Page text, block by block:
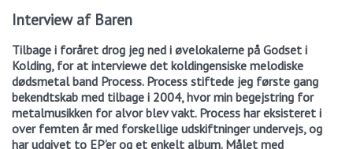
Interview af Baren
Tilbage i foråret drog jeg ned i øvelokalerne på Godset i
Kolding, for at interviewe det koldingensiske melodiske
dødsmetal band Process. Process stiftede jeg første gang
bekendtskab med tilbage i 2004, hvor min begejstring for
metalmusikken for alvor blev vakt. Process har eksisteret i
over femten år med forskellige udskiftninger undervejs, og
har udgivet to EP’er og et enkelt album. Målet med